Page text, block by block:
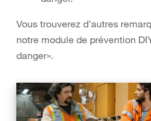
Vous trouverez d’autres
notre module de prévention
danger».